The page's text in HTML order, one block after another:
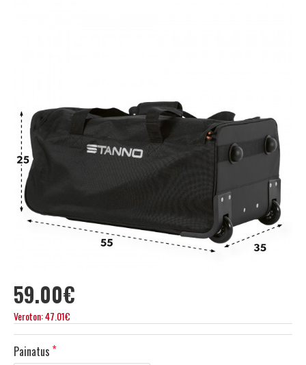
59.00€
Veroton: 47.01€
Painatus